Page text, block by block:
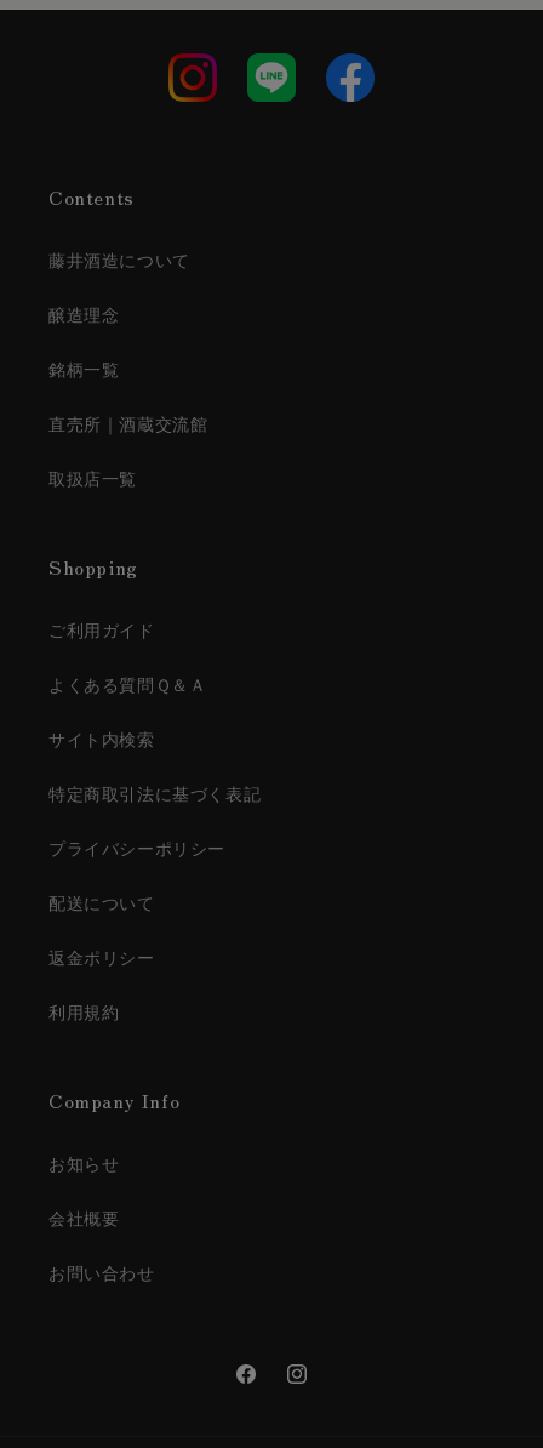
Contents
藤井酒造について
醸造理念
銘柄一覧
直売所｜酒蔵交流館
取扱店一覧
Shopping
ご利用ガイド
よくある質問Ｑ＆Ａ
サイト内検索
特定商取引法に基づく表記
プライバシーポリシー
配送について
返金ポリシー
利用規約
Company Info
お知らせ
会社概要
お問い合わせ
FacebookInstagram